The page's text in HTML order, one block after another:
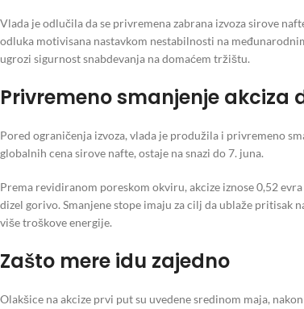
Vlada je odlučila da se privremena zabrana izvoza sirove
odluka motivisana nastavkom nestabilnosti na
ugrozi sigurnost snabdevanja na domaćem tržištu.
Privremeno smanjenje akciza
Pored ograničenja izvoza, vlada je produžila i privremeno
globalnih cena sirove nafte, ostaje na snazi do 7. juna.
Prema revidiranom poreskom okviru, akcize iznose 0,52
dizel gorivo. Smanjene stope imaju za cilj da ublaže pritisak
više troškove energije.
Zašto mere idu zajedno
Olakšice na akcize prvi put su uvedene sredinom maja,